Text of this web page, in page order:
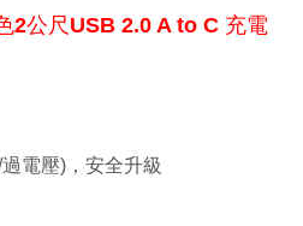
2公尺USB 2.0 A to C 充電
電壓)，安全升級